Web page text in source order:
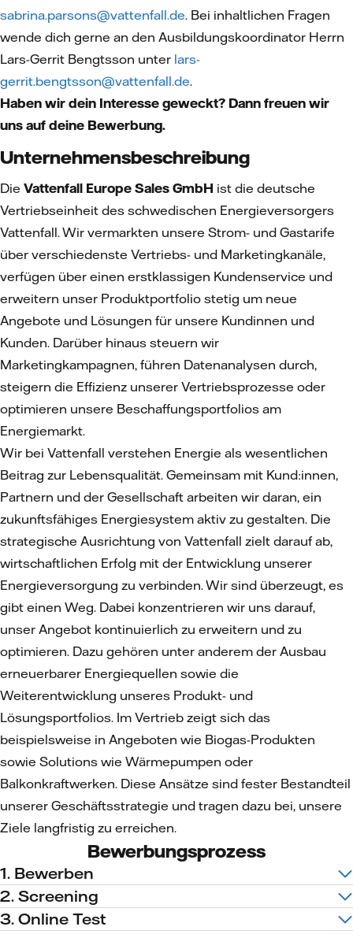
sabrina.parsons@vattenfall.de. Bei inhaltlichen Fragen
wende dich gerne an den Ausbildungskoordinator Herrn
Lars-Gerrit Bengtsson unter lars-
gerrit.bengtsson@vattenfall.de.
Haben wir dein Interesse geweckt? Dann freuen wir
uns auf deine Bewerbung.
Unternehmensbeschreibung
Die Vattenfall Europe Sales GmbH ist die deutsche
Vertriebseinheit des schwedischen Energieversorgers
Vattenfall. Wir vermarkten unsere Strom- und Gastarife
über verschiedenste Vertriebs- und Marketingkanäle,
verfügen über einen erstklassigen Kundenservice und
erweitern unser Produktportfolio stetig um neue
Angebote und Lösungen für unsere Kundinnen und
Kunden. Darüber hinaus steuern wir
Marketingkampagnen, führen Datenanalysen durch,
steigern die Effizienz unserer Vertriebsprozesse oder
optimieren unsere Beschaffungsportfolios am
Energiemarkt.
Wir bei Vattenfall verstehen Energie als wesentlichen
Beitrag zur Lebensqualität. Gemeinsam mit Kund:innen,
Partnern und der Gesellschaft arbeiten wir daran, ein
zukunftsfähiges Energiesystem aktiv zu gestalten. Die
strategische Ausrichtung von Vattenfall zielt darauf ab,
wirtschaftlichen Erfolg mit der Entwicklung unserer
Energieversorgung zu verbinden. Wir sind überzeugt, es
gibt einen Weg. Dabei konzentrieren wir uns darauf,
unser Angebot kontinuierlich zu erweitern und zu
optimieren. Dazu gehören unter anderem der Ausbau
erneuerbarer Energiequellen sowie die
Weiterentwicklung unseres Produkt- und
Lösungsportfolios. Im Vertrieb zeigt sich das
beispielsweise in Angeboten wie Biogas-Produkten
sowie Solutions wie Wärmepumpen oder
Balkonkraftwerken. Diese Ansätze sind fester Bestandteil
unserer Geschäftsstrategie und tragen dazu bei, unsere
Ziele langfristig zu erreichen.
Bewerbungsprozess
1. Bewerben
2. Screening
3. Online Test